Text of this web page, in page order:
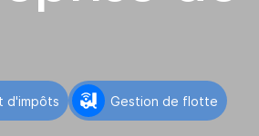
d'impôts Gestion de flotte